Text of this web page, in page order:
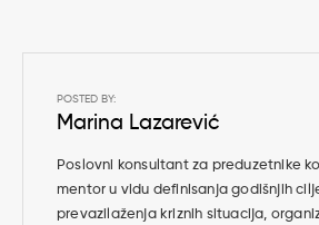
POSTED BY:
Marina Lazarević
Poslovni konsultant za preduzetnike
mentor u vidu definisanja godišnjih
prevazilaženja kriznih situacija,